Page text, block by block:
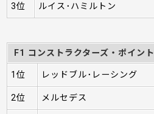
3位 ルイス･ハミルトン
F1 コンストラクターズ・ポイント
1位 レッドブル･レーシング
2位 メルセデス